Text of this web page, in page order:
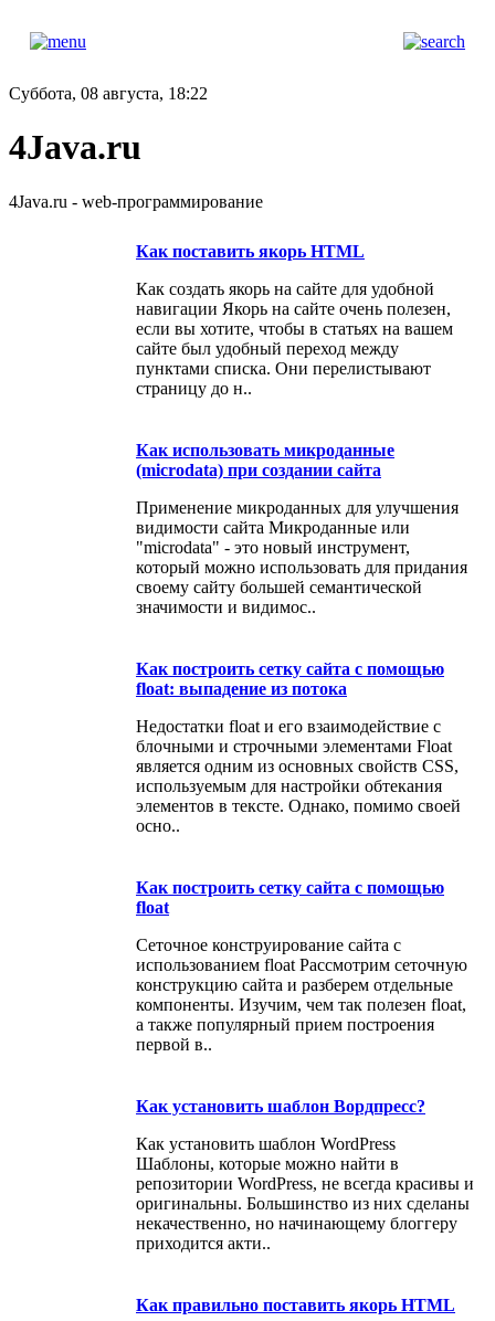
Суббота, 08 августа, 18:22
4Java.ru
4Java.ru - web-программирование
Как поставить якорь HTML
Как создать якорь на сайте для удобной
навигации Якорь на сайте очень полезен,
если вы хотите, чтобы в статьях на вашем
сайте был удобный переход между
пунктами списка. Они перелистывают
страницу до н..
Как использовать микроданные
(microdata) при создании сайта
Применение микроданных для улучшения
видимости сайта Микроданные или
"microdata" - это новый инструмент,
который можно использовать для придания
своему сайту большей семантической
значимости и видимос..
Как построить сетку сайта с помощью
float: выпадение из потока
Недостатки float и его взаимодействие с
блочными и строчными элементами Float
является одним из основных свойств CSS,
используемым для настройки обтекания
элементов в тексте. Однако, помимо своей
осно..
Как построить сетку сайта с помощью
float
Сеточное конструирование сайта с
использованием float Рассмотрим сеточную
конструкцию сайта и разберем отдельные
компоненты. Изучим, чем так полезен float,
а также популярный прием построения
первой в..
Как установить шаблон Вордпресс?
Как установить шаблон WordPress
Шаблоны, которые можно найти в
репозитории WordPress, не всегда красивы и
оригинальны. Большинство из них сделаны
некачественно, но начинающему блоггеру
приходится акти..
Как правильно поставить якорь HTML